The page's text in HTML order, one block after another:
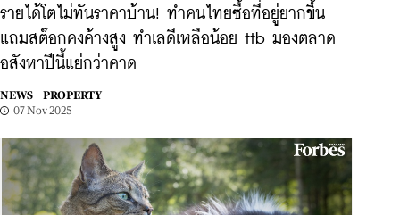
รายได้โตไม่ทันราคาบ้าน! ทำคนไทยซื้อที่อยู่ยากขึ้น
แถมสต๊อกคงค้างสูง ทำเลดีเหลือน้อย ttb มองตลาด
อสังหาปีนี้แย่กว่าคาด
NEWS |
PROPERTY
07 Nov 2025